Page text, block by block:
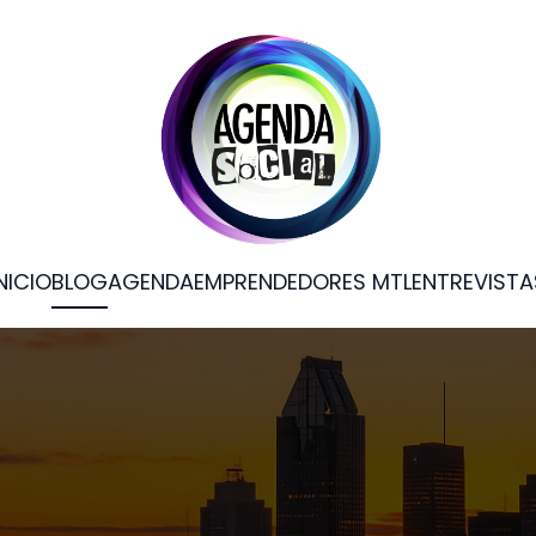
BLOGAGENDAEMPRENDEDORES MTL